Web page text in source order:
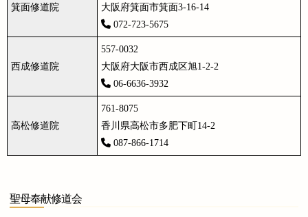
箕面修道院
大阪府箕面市箕面3-16-14
072-723-5675
西成修道院
557-0032
大阪府大阪市西成区旭1-2-2
06-6636-3932
高松修道院
761-8075
香川県高松市多肥下町14-2
087-866-1714
聖母奉献修道会